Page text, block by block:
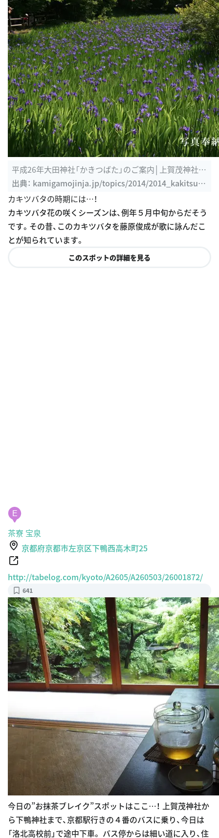
平成26年大田神社「かきつばた」のご案内│上賀茂神社
（賀茂別雷神社 ...
出典： kamigamojinja.jp/topics/2014/2014_kakitsuba
ta.html
カキツバタの時期には…！
カキツバタ花の咲くシーズンは、例年５月中旬からだそう
です。その昔、このカキツバタを藤原俊成が歌に詠んだこ
とが知られています。
このスポットの詳細を見る
E
茶寮 宝泉
京都府京都市左京区下鴨西高木町25
http://tabelog.com/kyoto/A2605/A260503/26001872/
641
今日の”お抹茶ブレイク”スポットはここ…！ 上賀茂神社か
ら下鴨神社まで、京都駅行きの４番のバスに乗り、今日は
「洛北高校前」で途中下車。 バス停からは細い道に入り、住